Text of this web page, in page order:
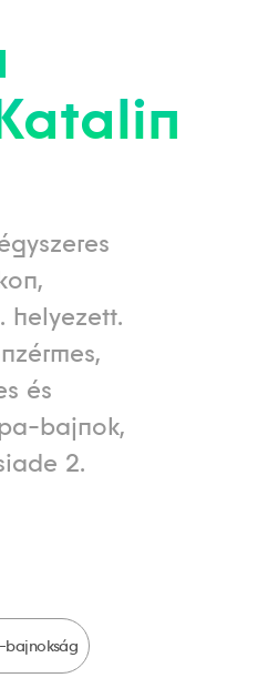
helyezett.
és
bajnok,
2.
bajnokság